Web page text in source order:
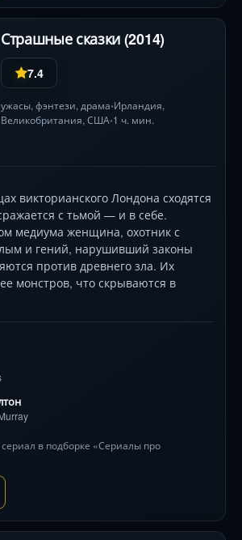
Страшные сказки (2014)
7.4
ужасы, фэнтези, драма•Ирландия,
Великобритания, США• 1 ч. мин.
викторианского Лондона сходятся
с тьмой — и в себе.
медиума женщина, охотник с
и гений, нарушивший законы
против древнего зла. Их
монстров, что скрываются в
сериал в подборке «Сериалы про